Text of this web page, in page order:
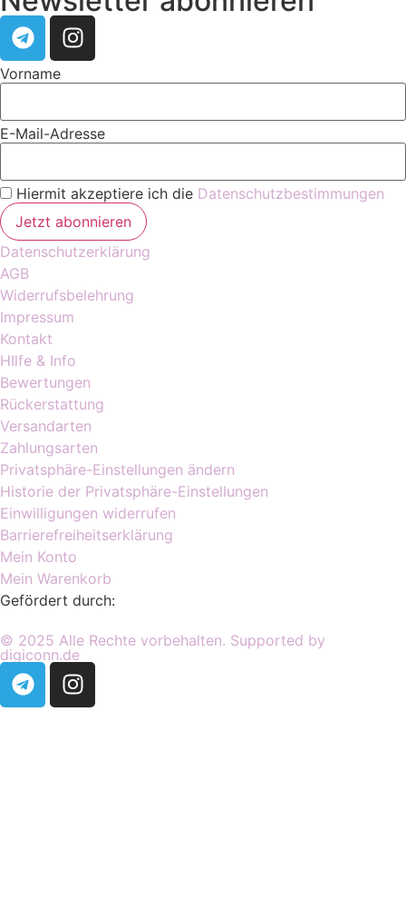
Vorname
E-Mail-Adresse
Hiermit akzeptiere ich die Datenschutzbestimmungen
Datenschutzerklärung
AGB
Widerrufsbelehrung
Impressum
Kontakt
HIlfe & Info
Bewertungen
Rückerstattung
Versandarten
Zahlungsarten
Privatsphäre-Einstellungen ändern
Historie der Privatsphäre-Einstellungen
Einwilligungen widerrufen
Barrierefreiheitserklärung
Mein Konto
Mein Warenkorb
Gefördert durch:
© 2025 Alle Rechte vorbehalten. Supported by
digiconn.de